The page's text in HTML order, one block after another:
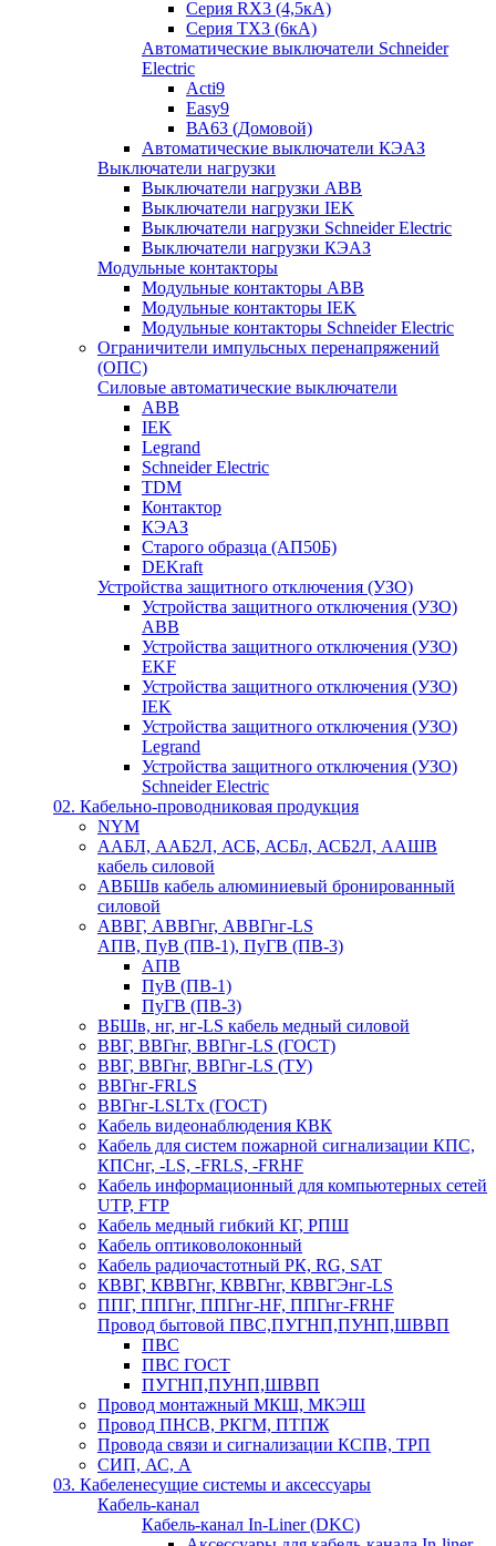
Серия RX3 (4,5кА)
Серия TX3 (6кА)
Автоматические выключатели Schneider
Electric
Acti9
Easy9
ВА63 (Домовой)
Автоматические выключатели КЭАЗ
Выключатели нагрузки
Выключатели нагрузки ABB
Выключатели нагрузки IEK
Выключатели нагрузки Schneider Electric
Выключатели нагрузки КЭАЗ
Модульные контакторы
Модульные контакторы ABB
Модульные контакторы IEK
Модульные контакторы Schneider Electric
Ограничители импульсных перенапряжений
(ОПС)
Силовые автоматические выключатели
ABB
IEK
Legrand
Schneider Electric
TDM
Контактор
КЭАЗ
Старого образца (АП50Б)
DEKraft
Устройства защитного отключения (УЗО)
Устройства защитного отключения (УЗО)
ABB
Устройства защитного отключения (УЗО)
EKF
Устройства защитного отключения (УЗО)
IEK
Устройства защитного отключения (УЗО)
Legrand
Устройства защитного отключения (УЗО)
Schneider Electric
02. Кабельно-проводниковая продукция
NYM
ААБЛ, ААБ2Л, АСБ, АСБл, АСБ2Л, ААШВ
кабель силовой
АВБШв кабель алюминиевый бронированный
силовой
АВВГ, АВВГнг, АВВГнг-LS
АПВ, ПуВ (ПВ-1), ПуГВ (ПВ-3)
АПВ
ПуВ (ПВ-1)
ПуГВ (ПВ-3)
ВБШв, нг, нг-LS кабель медный силовой
ВВГ, ВВГнг, ВВГнг-LS (ГОСТ)
ВВГ, ВВГнг, ВВГнг-LS (ТУ)
ВВГнг-FRLS
ВВГнг-LSLTx (ГОСТ)
Кабель видеонаблюдения КВК
Кабель для систем пожарной сигнализации КПС,
КПСнг, -LS, -FRLS, -FRHF
Кабель информационный для компьютерных сетей
UTP, FTP
Кабель медный гибкий КГ, РПШ
Кабель оптиковолоконный
Кабель радиочастотный РК, RG, SAT
КВВГ, КВВГнг, КВВГнг, КВВГЭнг-LS
ППГ, ППГнг, ППГнг-HF, ППГнг-FRHF
Провод бытовой ПВС,ПУГНП,ПУНП,ШВВП
ПВС
ПВС ГОСТ
ПУГНП,ПУНП,ШВВП
Провод монтажный МКШ, МКЭШ
Провод ПНСВ, РКГМ, ПТПЖ
Провода связи и сигнализации КСПВ, ТРП
СИП, АС, А
03. Кабеленесущие системы и аксессуары
Кабель-канал
Кабель-канал In-Liner (DKC)